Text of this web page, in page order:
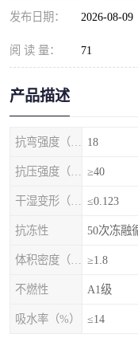
发布日期： 2026-08-09
阅 读 量： 71
产品描述
18
≥40
≤0.123
抗冻性 50次冻融
≥1.8
不燃性 A1级
吸水率（%） ≤14